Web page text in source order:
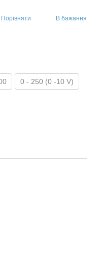
Порівняти В бажання
0 - 250 (0 -10 V)